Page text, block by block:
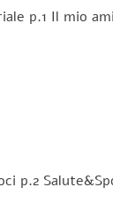
p.1 Il mio
p.2